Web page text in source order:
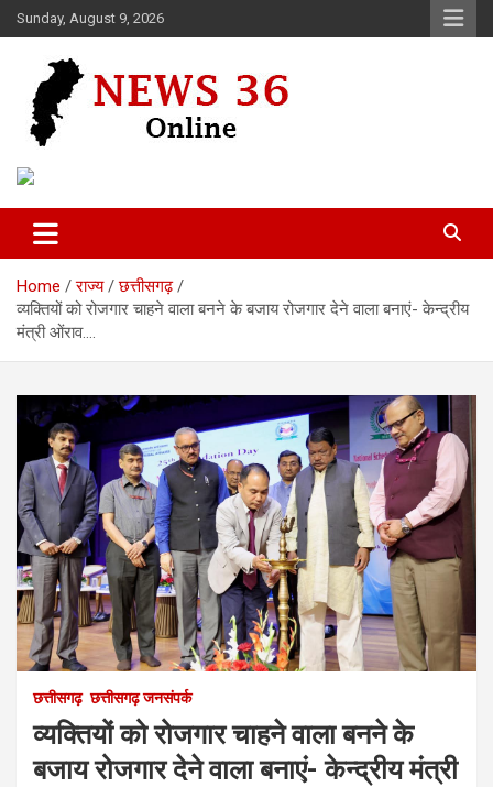
Skip
to
Sunday, August 9, 2026
News 36
Home राज्य
छत्तीसगढ़
व्यक्तियों को रोजगार चाहने वाला बनने के बजाय रोजगार देने वाला बनाएं- केन्द्रीय
मंत्री ओंराव….
छत्तीसगढ़ छत्तीसगढ़ जनसंपर्क
व्यक्तियों को रोजगार चाहने वाला बनने के
बजाय रोजगार देने वाला बनाएं- केन्द्रीय मंत्री